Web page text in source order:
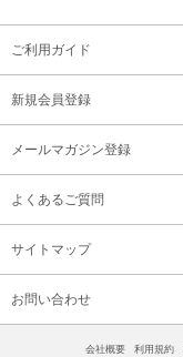
ご利用ガイド
新規会員登録
メールマガジン登録
よくあるご質問
サイトマップ
お問い合わせ
会社概要 利用規約